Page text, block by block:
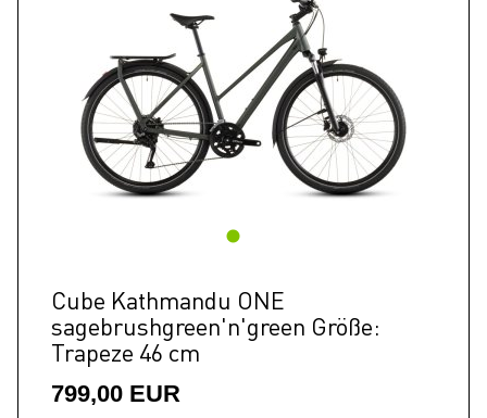
Cube Kathmandu ONE
sagebrushgreen'n'green Größe:
Trapeze 46 cm
799,00 EUR